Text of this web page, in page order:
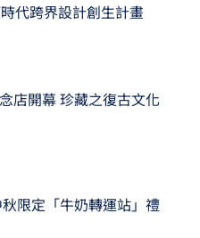
代跨界設計創生計畫
店開幕 珍藏之復古文化
限定「牛奶轉運站」禮